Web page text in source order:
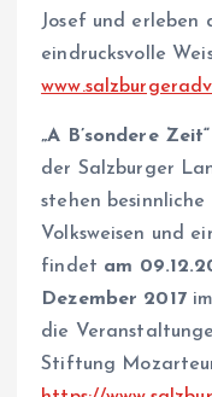
Josef und erleben
eindrucksvolle
„A B’sondere Zeit“
der Salzburger
stehen
Volksweisen und
findet am
Dezember 2017
die
Stiftung